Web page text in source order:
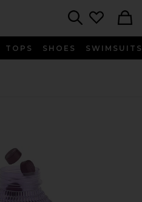
TOPS SHOES SWIMSUITS
DE VITAMINA SLEEP